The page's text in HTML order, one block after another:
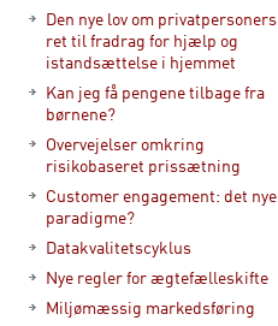
Den nye lov om privatpersoners
ret til fradrag for hjælp og
istandsættelse i hjemmet
Kan jeg få pengene tilbage fra
børnene?
Overvejelser omkring
risikobaseret prissætning
Customer engagement: det nye
paradigme?
Datakvalitetscyklus
Nye regler for ægtefælleskifte
Miljømæssig markedsføring